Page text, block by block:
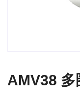
AMV38 多